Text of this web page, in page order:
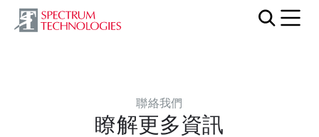
聯絡我們
瞭解更多資訊